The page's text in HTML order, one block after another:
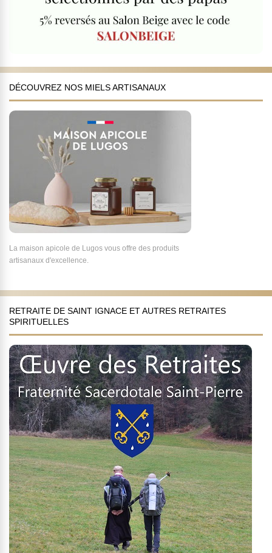
DÉCOUVREZ NOS MIELS ARTISANAUX
La maison apicole de Lugos vous offre des produits
artisanaux d'excellence.
RETRAITE DE SAINT IGNACE ET AUTRES RETRAITES
SPIRITUELLES